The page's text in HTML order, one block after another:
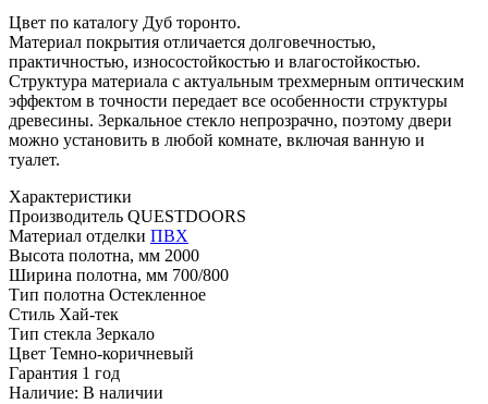
Цвет по каталогу Дуб торонто.
Материал покрытия отличается долговечностью,
практичностью, износостойкостью и влагостойкостью.
Структура материала с актуальным трехмерным оптическим
эффектом в точности передает все особенности структуры
древесины. Зеркальное стекло непрозрачно, поэтому двери
можно установить в любой комнате, включая ванную и
туалет.
Характеристики
Производитель QUESTDOORS
Материал отделки ПВХ
Высота полотна, мм 2000
Ширина полотна, мм 700/800
Тип полотна Остекленное
Стиль Хай-тек
Тип стекла Зеркало
Цвет Темно-коричневый
Гарантия 1 год
Наличие: В наличии